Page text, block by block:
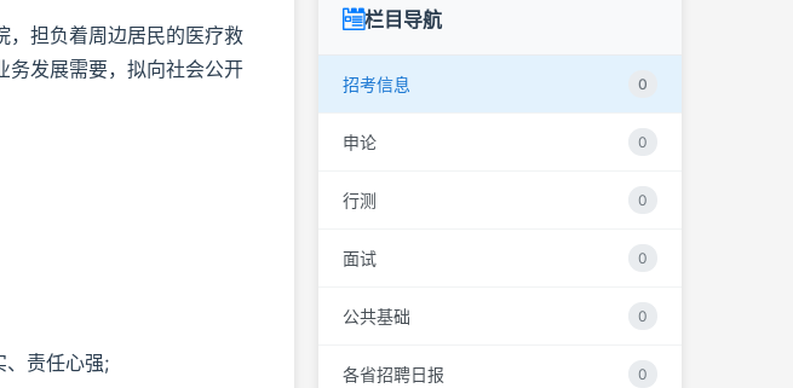
，担负着周边居民的医疗救
务发展需要，拟向社会公开
、责任心强;
栏目导航
招考信息 0
申论 0
行测 0
面试 0
公共基础 0
各省招聘日报 0